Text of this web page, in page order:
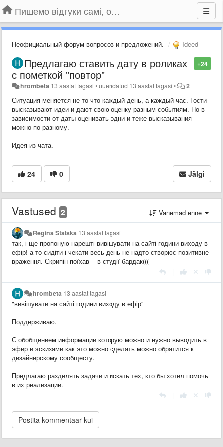
Пишемо відгуки самі, обговорюємо інші ідеї та пропозиції до Громадського Телебачення
Неофициальный форум вопросов и предложений. Ideed
+24
Предлагаю ставить дату в роликах
с пометкой "повтор"
hrombeta 13 aastat tagasi •uuendatud 13 aastat tagasi • 2
Ситуация меняется не то что каждый день, а каждый час. Гости
высказывают идеи и дают свою оценку разным событиям. Но в
зависимости от даты оценивать одни и теже высказывания
можно по-разному.
Идея из чата.
24 0 Jälgi
Vastused 2 Vanemad enne
Regina Stalska 13 aastat tagasi
так, і ще пропоную нарешті вивішувати на сайті години виходу в
ефір! а то сидіти і чекати весь день не надто створює позитивне
враження. Скрипін поїхав - в студії бардак(((
hrombeta 13 aastat tagasi
"вивішувати на сайті години виходу в ефір"
Поддерживаю.
С обобщением информации которую можно и нужно выводить в
эфир и эскизами как это можно сделать можно обратится к
дизайнерскому сообщесту.
Предлагаю разделять задачи и искать тех, кто бы хотел помочь
в их реализации.